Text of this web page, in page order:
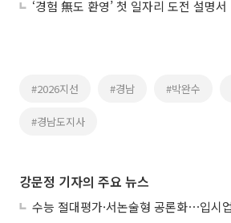
‘경험 無도 환영’ 첫 일자리 도전 설명서
#2026지선 #경남 #박완수
#경남도지사
강문정 기자의 주요 뉴스